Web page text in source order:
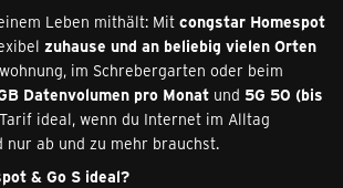
Leben mithält: Mit congstar Homespot
zuhause und an beliebig vielen Orten
im Schrebergarten oder beim
Datenvolumen pro Monat und 5G 50 (bis
ideal, wenn du Internet im Alltag
nur ab und zu mehr brauchst.
& Go S ideal?